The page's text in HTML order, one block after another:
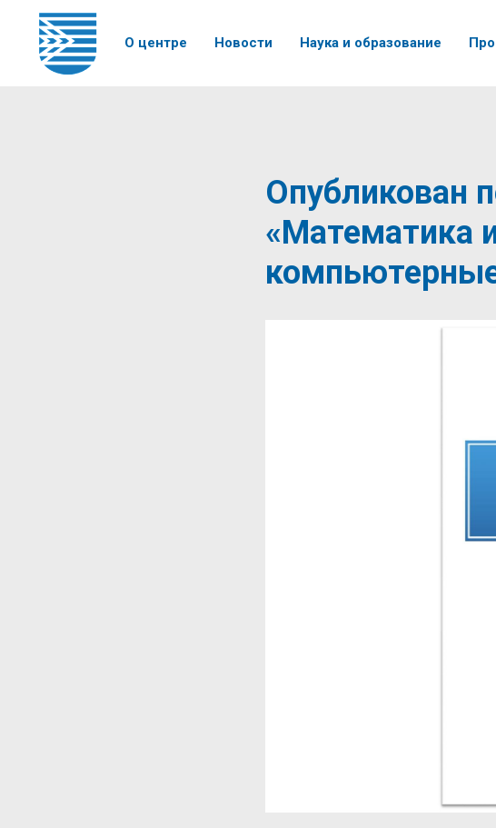
О центре Новости Наука и образование
Опубликован
«Математика